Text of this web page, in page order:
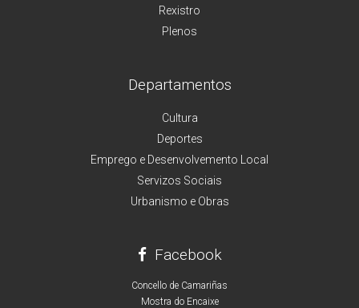
Rexistro
Plenos
Departamentos
Cultura
Deportes
Emprego e Desenvolvemento Local
Servizos Sociais
Urbanismo e Obras
Facebook
Concello de Camariñas
Mostra do Encaixe